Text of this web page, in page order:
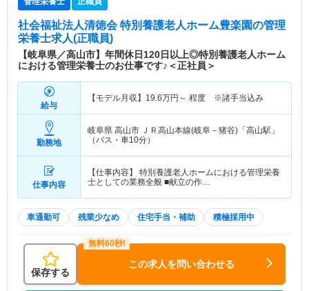
社会福祉法人清徳会 特別養護老人ホーム豊楽園の管理
栄養士求人(正職員)
【岐阜県／高山市】年間休日120日以上◎特別養護老人ホーム
における管理栄養士のお仕事です♪＜正社員＞
給与
【モデル月収】 19.6万円～ 程度 ※諸手当込み
勤務地
岐阜県 高山市 ＪＲ高山本線(岐阜－猪谷)「高山駅」
（バス・車10分）
仕事内容
【仕事内容】 特別養護老人ホームにおける管理栄養
士としての業務全般 ■献立の作…
車通勤可 残業少なめ 住宅手当・補助 積極採用中
保存する
この求人を問い合わせる